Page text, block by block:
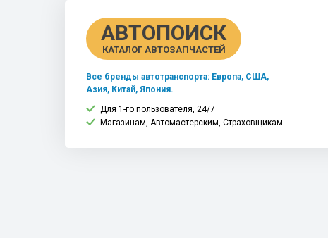
КАТАЛОГ АВТОЗАПЧАСТЕЙ
АВТОПОИСК
Все бренды автотранспорта: Европа, США,
Азия, Китай, Япония.
Магазинам, Автомастерским, Страховщикам
Для 1-го пользователя, 24/7